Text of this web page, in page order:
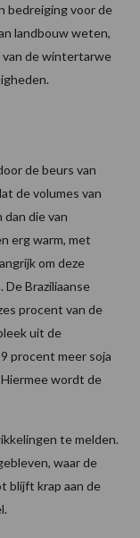
bedreiging voor de
landbouw weten,
van de wintertarwe
de beurs van
de volumes van
die van
erg warm, met
om deze
Braziliaanse
procent van de
uit de
procent meer soja
wordt de
te melden.
waar de
blijft krap aan de